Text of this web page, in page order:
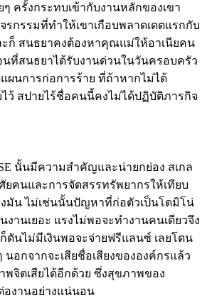
ครั้งกระทบเข้ากับงานหลักของเขา
รกรรมที่ทำให้เขาเกือบพลาดเดตแรกกับ
ก็ สนธยาคงต้องหาคุณแม่ให้อาเนียคน
ที่สนธยาได้รับงานด่วนในวันครอบครัว
ผนการก่อการร้าย ที่ถ้าหากไม่ได้
ว้ สปายไร้ชื่อคนนี้คงไม่ได้ปฏิบัติภารกิจ
นั้นมีความสำคัญและน่ายกย่อง สเกล
คนและการจัดสรรทรัพยากรให้เทียบ
มัน ไม่เช่นนั้นปัญหาที่ก่อตัวเป็นโดมิโน่
งานเยอะ แรงไม่พอจะทำงานคนเดียวจึง
ดันไม่มีเงินพอจะจ่ายฟรีแลนซ์ เลยโดน
นอกจากจะเสียชื่อเสียงขององค์กรแล้ว
จิตเสียได้อีกด้วย ซึ่งสุขภาพของ
องานอย่างแน่นอน